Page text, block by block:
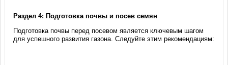
Раздел 4: Подготовка почвы и посев семян
Подготовка почвы перед посевом является ключевым шагом
для успешного развития газона. Следуйте этим рекомендациям: